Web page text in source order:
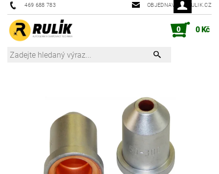
469 688 783 OBJEDNAVKY@RULIK.CZ
0 0 Kč